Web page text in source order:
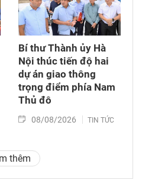
Bí thư Thành ủy Hà
Nội thúc tiến độ hai
dự án giao thông
trọng điểm phía Nam
Thủ đô
08/08/2026 TIN TỨC
thêm